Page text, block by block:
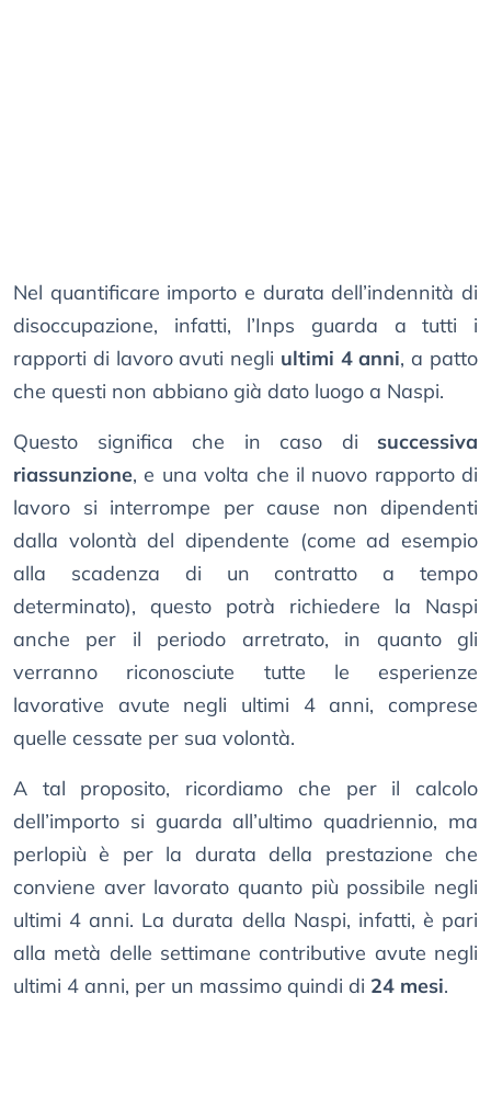
Nel quantificare importo e durata dell’indennità di
disoccupazione, infatti, l’Inps guarda a tutti i
rapporti di lavoro avuti negli ultimi 4 anni, a patto
che questi non abbiano già dato luogo a Naspi.
Questo significa che in caso di successiva
riassunzione, e una volta che il nuovo rapporto di
lavoro si interrompe per cause non dipendenti
dalla volontà del dipendente (come ad esempio
alla scadenza di un contratto a tempo
determinato), questo potrà richiedere la Naspi
anche per il periodo arretrato, in quanto gli
verranno riconosciute tutte le esperienze
lavorative avute negli ultimi 4 anni, comprese
quelle cessate per sua volontà.
A tal proposito, ricordiamo che per il calcolo
dell’importo si guarda all’ultimo quadriennio, ma
perlopiù è per la durata della prestazione che
conviene aver lavorato quanto più possibile negli
ultimi 4 anni. La durata della Naspi, infatti, è pari
alla metà delle settimane contributive avute negli
ultimi 4 anni, per un massimo quindi di 24 mesi.